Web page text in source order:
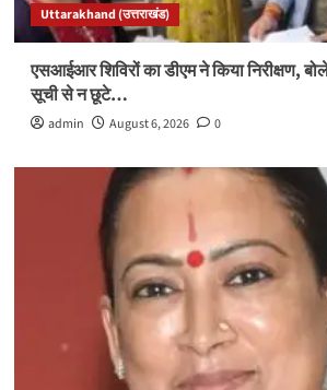
Uttarakhand (उत्तराखंड)
एसआईआर शिविरों का डीएम ने किया निरीक्षण,
सूची से न छूटे…
admin August 6, 2026 0